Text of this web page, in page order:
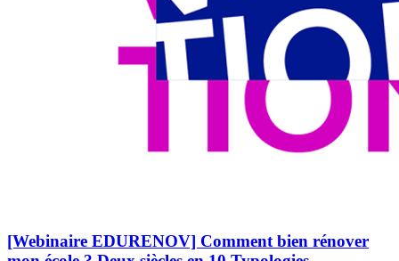
[Webinaire EDURENOV] Comment bien rénover